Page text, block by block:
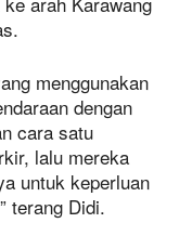
menggunakan
dengan
cara satu
lalu mereka
untuk keperluan
terang Didi.